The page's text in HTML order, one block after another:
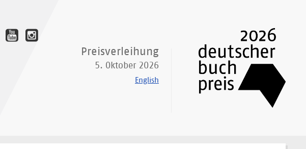
Preisverleihung
5. Oktober 2026
English